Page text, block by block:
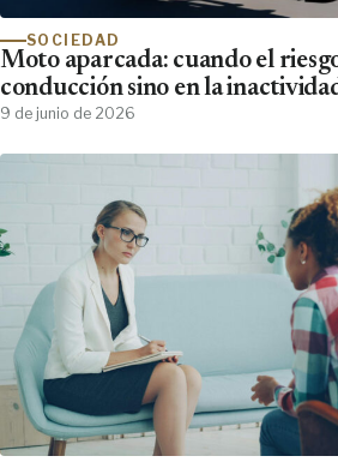
SOCIEDAD
Moto aparcada: cuando el
conducción sino en la
9 de junio de 2026